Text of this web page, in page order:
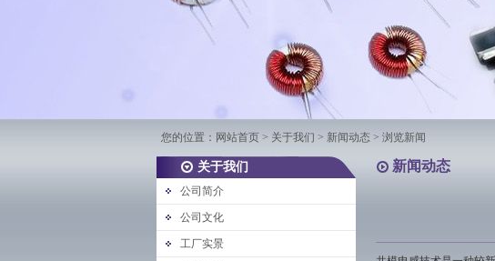
您的位置： 网站首页 > 关于我们 > 新闻动态 > 浏览新闻
关于我们
公司简介
公司文化
工厂实景
新闻动态